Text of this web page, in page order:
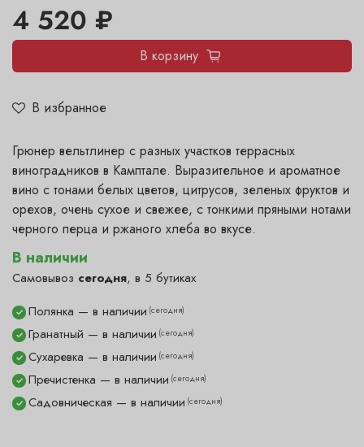
В избранное
4 520 ₽
В корзину
В наличии
Самовывоз сегодня, в 5 бутиках
✓ Гранатный — в наличии (сегодня)
✓ Полянка — в наличии (сегодня)
✓ Пречистенка — в наличии (сегодня)
✓ Садовническая — в наличии (сегодня)
✓ Сухаревка — в наличии (сегодня)
Грюнер вельтлинер с разных участков террасных
виноградников в Камптале. Выразительное и ароматное
вино с тонами белых цветов, цитрусов, зеленых фруктов и
орехов, очень сухое и свежее, с тонкими пряными нотами
черного перца и ржаного хлеба во вкусе.